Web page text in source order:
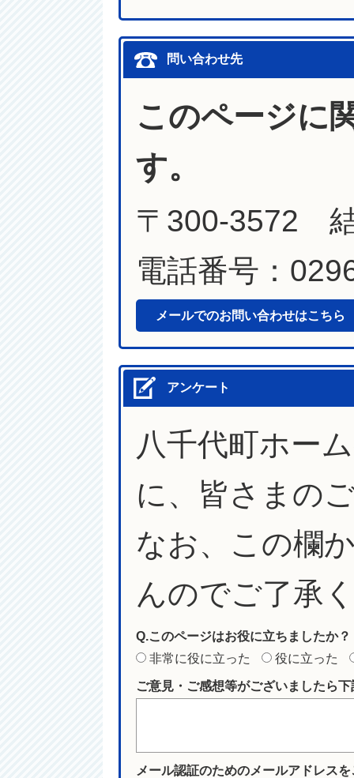
問い合わせ先
このページに
す。
〒300-3572
電話番号：
メールでのお問い合わせはこちら
アンケート
八千代町ホー
に、皆さまの
なお、この欄
んのでご了承
Q.このページはお役に立ちましたか？
非常に役に立った
役に立った
ご意見・ご感想等がございましたら
メール認証のためのメールアドレス